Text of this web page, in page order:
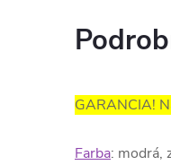
GARANCIA!
Farba: modrá,